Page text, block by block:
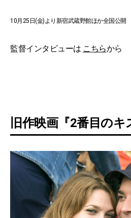
10月25日(金)より新宿武蔵野館ほか全国公
監督インタビューは こちらから
旧作映画『2番目のキ